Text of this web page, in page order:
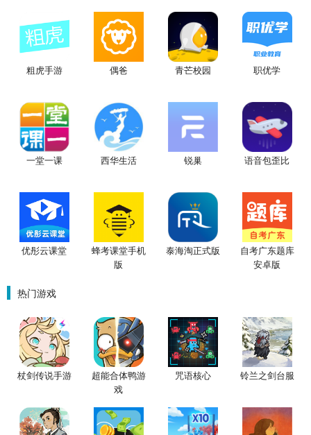
粗虎手游 偶爸 青芒校园 职优学
一堂一课 西华生活 锐巢 语音包歪比
优彤云课堂
蜂考课堂手机
版
泰海淘正式版
自考广东题库
安卓版
热门游戏
杖剑传说手游
超能合体鸭游
戏
咒语核心 铃兰之剑台服